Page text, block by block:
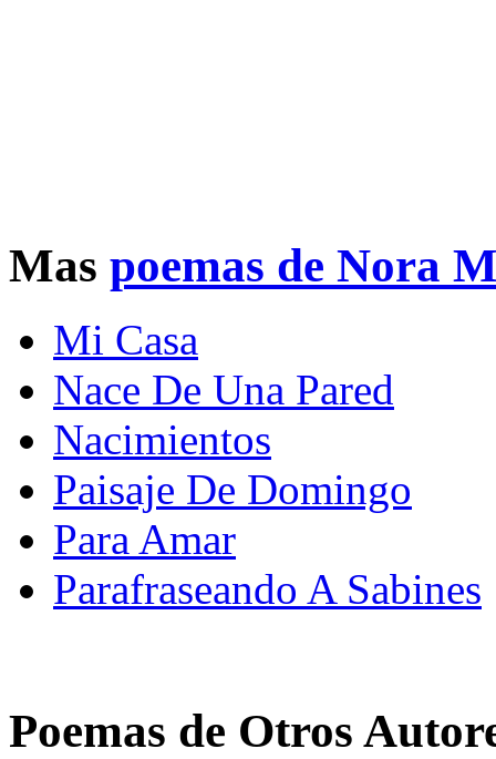
Mas poemas de Nora
Mi Casa
Nace De Una Pared
Nacimientos
Paisaje De Domingo
Para Amar
Parafraseando A Sabines
Poemas de Otros